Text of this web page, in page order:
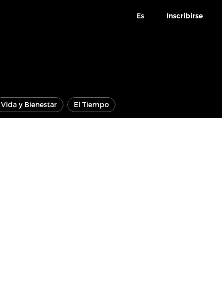
Es Inscribirse
Vida y Bienestar El Tiempo